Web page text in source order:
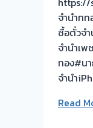
จำนำท
ซื้อตั๋วจ
จำนำเ
ทอง#น
จำนำ
Read